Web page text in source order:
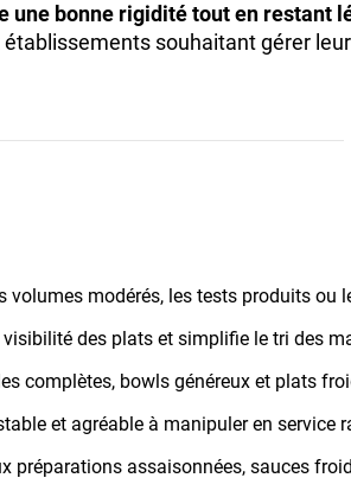
une bonne rigidité tout en restant
souhaitant gérer
volumes modérés, les tests produits ou
des plats et simplifie le tri des
complètes, bowls généreux et plats
et agréable à manipuler en service
préparations assaisonnées, sauces